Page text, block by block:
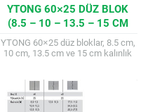
YTONG 60×25 DÜZ BLOK
(8.5 – 10 – 13.5 – 15 CM
KALINLIK) – PALET FIYATI
YTONG 60×25 düz bloklar, 8.5 cm,
10 cm, 13.5 cm ve 15 cm kalınlık